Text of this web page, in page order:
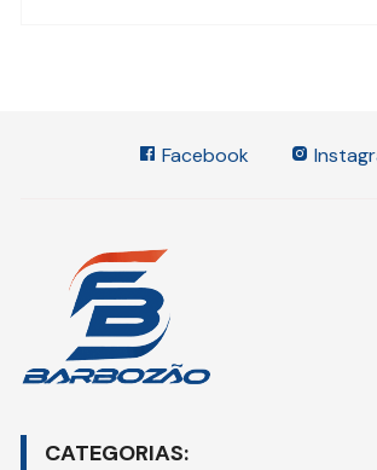
Facebook
CATEGORIAS: